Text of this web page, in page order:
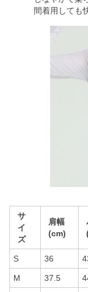
間着用しても
サ
イ
ズ
肩幅
(cm)
S 36
M 37.5